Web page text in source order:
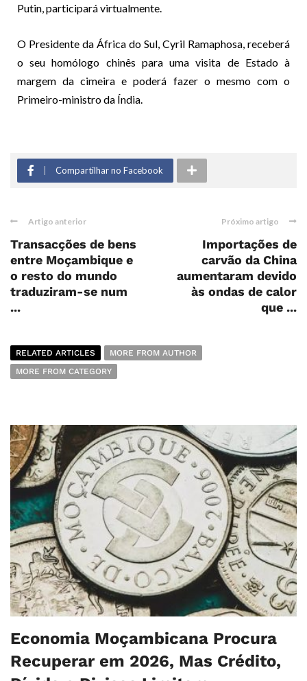
Putin, participará virtualmente.
O Presidente da África do Sul, Cyril Ramaphosa, receberá
o seu homólogo chinês para uma visita de Estado à
margem da cimeira e poderá fazer o mesmo com o
Primeiro-ministro da Índia.
Compartilhar no Facebook
Artigo anterior
Transacções de bens
entre Moçambique e
o resto do mundo
traduziram-se num
...
Próximo artigo
Importações de
carvão da China
aumentaram devido
às ondas de calor
que ...
RELATED ARTICLES
MORE FROM AUTHOR
MORE FROM CATEGORY
Economia Moçambicana Procura
Recuperar em 2026, Mas Crédito,